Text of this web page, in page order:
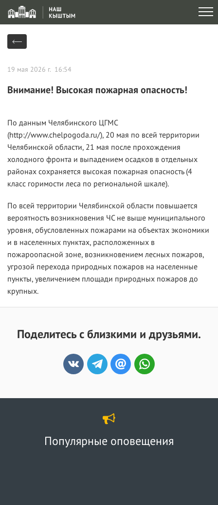
19 мая 2026 г. 16:54
Внимание! Высокая пожарная опасность!
По данным Челябинского ЦГМС
(http://www.chelpogoda.ru/), 20 мая по всей территории
Челябинской области, 21 мая после прохождения
холодного фронта и выпадением осадков в отдельных
районах сохраняется высокая пожарная опасность (4
класс горимости леса по региональной шкале).
По всей территории Челябинской области повышается
вероятность возникновения ЧС не выше муниципального
уровня, обусловленных пожарами на объектах экономики
и в населенных пунктах, расположенных в
пожароопасной зоне, возникновением лесных пожаров,
угрозой перехода природных пожаров на населенные
пункты, увеличением площади природных пожаров до
крупных.
Поделитесь с близкими и друзьями.
Популярные оповещения